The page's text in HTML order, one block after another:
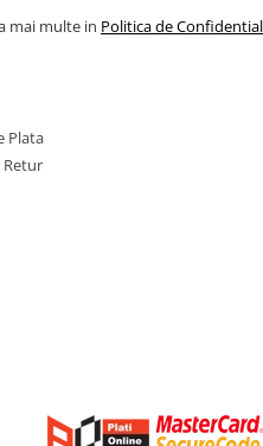
mai multe in Politica de
Plata
Retur